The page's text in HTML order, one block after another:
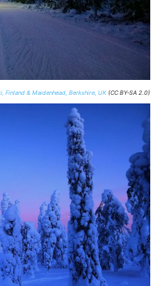
Finland & Maidenhead, Berkshire, UK (CC BY-SA 2.0)